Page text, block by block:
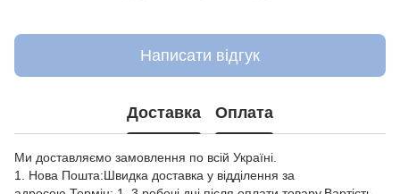
Написати відгук
Доставка Оплата
Ми доставляємо замовлення по всій Україні.
1. Нова Пошта:Швидка доставка у відділення за